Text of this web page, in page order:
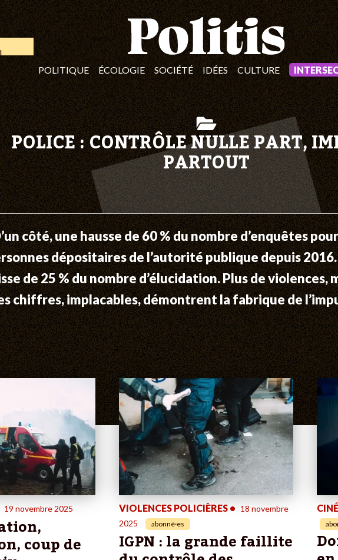
POLITIQUE
ÉCOLOGIE SOCIÉTÉ IDÉES CULTURE
POLICE : CONTRÔLE NULLE PART,
PARTOUT
côté, une hausse de 60 % du nombre d’enquêtes
dépositaires de l’autorité publique depuis 2016.
de 25 % du nombre d’élucidation. Plus de violences,
chiffres, implacables, démontrent la fabrique de
19 novembre 2025
coup de
VIOLENCES POLICIÈRES • 18 novembre
2025
abonné·es
IGPN : la grande faillite